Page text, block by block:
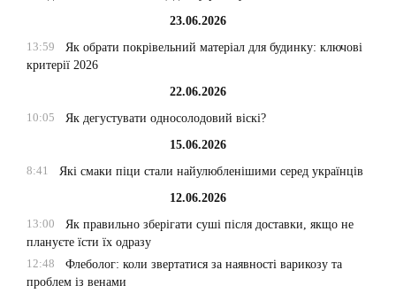
23.06.2026
13:59
Як обрати покрівельний матеріал для будинку: ключові
критерії 2026
22.06.2026
10:05
Як дегустувати односолодовий віскі?
15.06.2026
8:41
Які смаки піци стали найулюбленішими серед українців
12.06.2026
13:00
Як правильно зберігати суші після доставки, якщо не
плануєте їсти їх одразу
12:48
Флеболог: коли звертатися за наявності варикозу та
проблем із венами